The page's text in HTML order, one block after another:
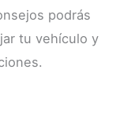
podrás
tu vehículo y